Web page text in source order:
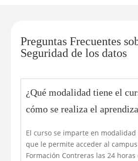
Preguntas Frecuentes
Seguridad de los datos
¿Qué modalidad tiene el
cómo se realiza el
El curso se imparte en modalidad
que le permite acceder al
Formación Contreras las 24 horas